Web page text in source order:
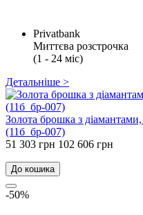
Privatbank
Миттєва розстрочка
(1 - 24 міс)
Детальніше >
Золота брошка з
(11б_бр-007)
51 303 грн 102 606 грн
До кошика
-50%